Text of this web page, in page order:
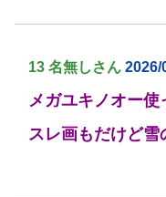
13 名無しさん 2026/
メガユキノオー使
スレ画もだけど